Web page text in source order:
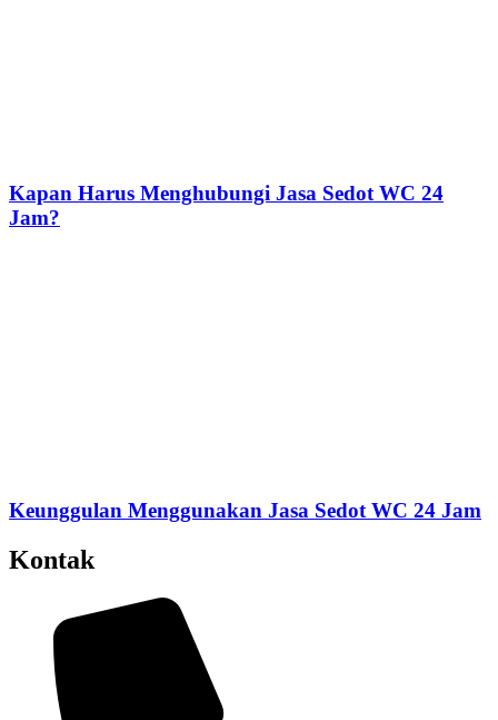
Kapan Harus Menghubungi Jasa Sedot WC 24
Jam?
Keunggulan Menggunakan Jasa Sedot WC 24 Jam
Kontak